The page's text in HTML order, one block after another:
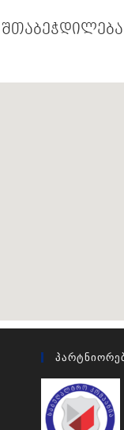
შთაბეჭდილება